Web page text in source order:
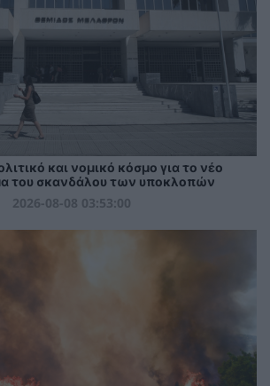
και νομικό κόσμο για το νέο
του σκανδάλου των υποκλοπών
2026-08-08 03:53:00